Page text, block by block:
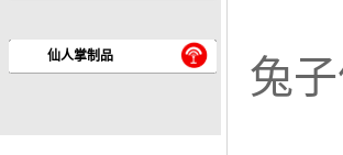
仙人掌制品
兔